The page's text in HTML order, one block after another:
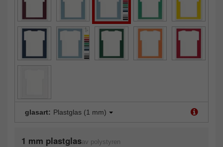
glasart: Plastglas (1 mm)
1 mm plastglasav polystyren